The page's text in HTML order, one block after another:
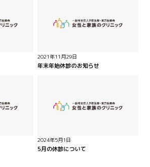
2021年11月29日
年末年始休診のお知らせ
2024年5月1日
5月の休診について